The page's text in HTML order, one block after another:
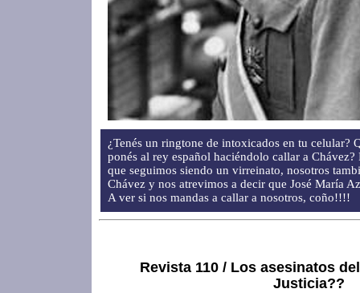
¿Tenés un ringtone de intoxicados en tu celular?
ponés al rey español haciéndolo callar a
que seguimos siendo un virreinato, nosotros
Chávez y nos atrevimos a decir que José María
A ver si nos mandas a callar a nosotros, coño!!!!
Revista 110 / Los asesinatos
Justicia??